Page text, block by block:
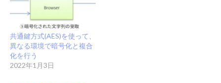
共通鍵方式(AES)を使って、
異なる環境で暗号化と複合
化を行う
2022年1月3日